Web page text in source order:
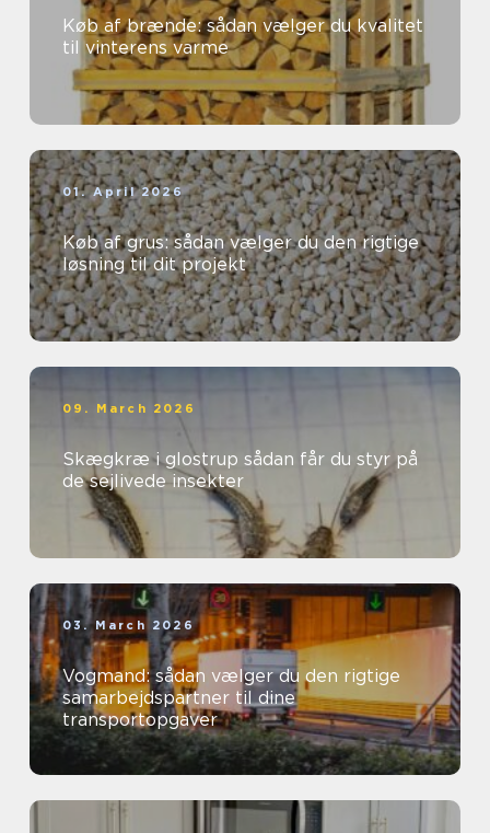
Køb af brænde: sådan vælger du kvalitet
til vinterens varme
01. April 2026
Køb af grus: sådan vælger du den rigtige
løsning til dit projekt
09. March 2026
Skægkræ i glostrup sådan får du styr på
de sejlivede insekter
03. March 2026
Vogmand: sådan vælger du den rigtige
samarbejdspartner til dine
transportopgaver